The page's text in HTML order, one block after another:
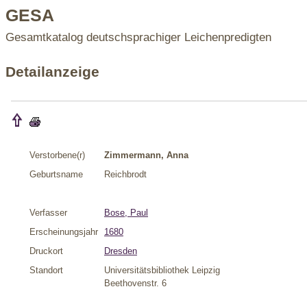
GESA
Gesamtkatalog deutschsprachiger Leichenpredigten
Detailanzeige
Verstorbene(r)
Zimmermann, Anna
Geburtsname
Reichbrodt
Verfasser
Bose, Paul
Erscheinungsjahr
1680
Druckort
Dresden
Standort
Universitätsbibliothek Leipzig
Beethovenstr. 6